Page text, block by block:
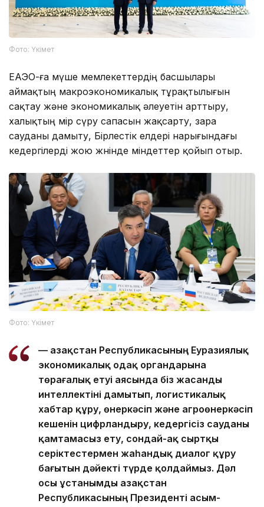
Фото: Үкімет
ЕАЭО-ға мүше мемлекеттердің басшылары
аймақтың макроэкономикалық тұрақтылығын
сақтау және экономикалық әлеуетін арттыру,
халықтың өмір сүру сапасын жақсарту, өзара
сауданы дамыту, Бірлестік елдері нарығындағы
кедергілерді жою жөнінде міндеттер қойып отыр.
Фото: Үкімет
— Қазақстан Республикасының Еуразиялық
экономикалық одақ органдарына
төрағалық етуі аясында біз жасанды
интеллектіні дамытып, логистикалық
хабтар құру, өнеркәсіп және агроөнеркәсіп
кешенін цифрландыру, кедергісіз сауданы
қамтамасыз ету, сондай-ақ сыртқы
серіктестермен жаһандық диалог құру
бағытын дәйекті түрде қолдаймыз. Дәл
осы ұстанымды Қазақстан
Республикасының Президенті Қасым-